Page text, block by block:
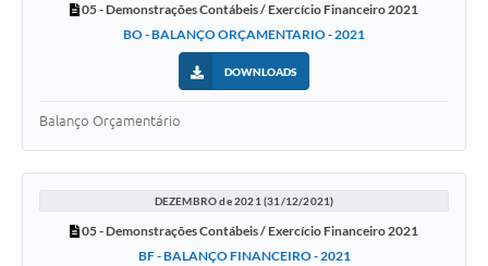
05 - Demonstrações Contábeis / Exercício Financeiro 2021
BO - BALANÇO ORÇAMENTARIO - 2021
DOWNLOADS
Balanço Orçamentário
DEZEMBRO de 2021 (31/12/2021)
05 - Demonstrações Contábeis / Exercício Financeiro 2021
BF - BALANÇO FINANCEIRO - 2021